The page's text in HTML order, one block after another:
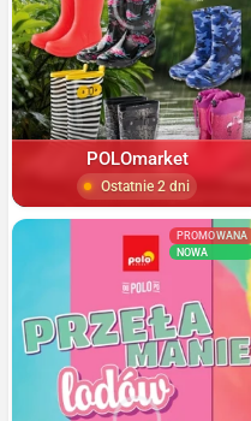
POLOmarket
Ostatnie 2 dni
PROMOWANA
NOWA